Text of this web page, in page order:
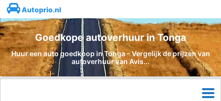
Autoprio.nl
Goedkope autoverhuur in Tonga
Huur een auto goedkoop in Tonga - Vergelijk de prijzen van
autoverhuur van Avis...